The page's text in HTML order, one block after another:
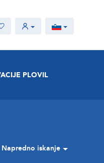
PLOVIL
Napredno iskanje